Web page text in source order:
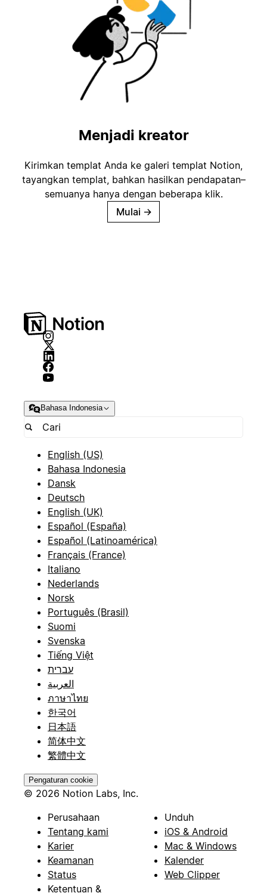
Menjadi kreator
Kirimkan templat Anda ke galeri templat Notion,
tayangkan templat, bahkan hasilkan pendapatan–
semuanya hanya dengan beberapa klik.
Mulai →
Bahasa Indonesia
English (US)
Bahasa Indonesia
Dansk
Deutsch
English (UK)
Español (España)
Español (Latinoamérica)
Français (France)
Italiano
Nederlands
Norsk
Português (Brasil)
Suomi
Svenska
Tiếng Việt
עברית
العربية
ภาษาไทย
한국어
日本語
简体中文
繁體中文
Pengaturan cookie
© 2026 Notion Labs, Inc.
Perusahaan
Tentang kami
Karier
Keamanan
Status
Ketentuan &
Unduh
iOS & Android
Mac & Windows
Kalender
Web Clipper